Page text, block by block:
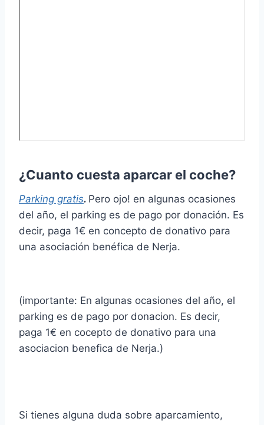
¿Cuanto cuesta aparcar el coche?
Parking gratis. Pero ojo! en algunas ocasiones
del año, el parking es de pago por donación. Es
decir, paga 1€ en concepto de donativo para
una asociación benéfica de Nerja.
(importante: En algunas ocasiones del año, el
parking es de pago por donacion. Es decir,
paga 1€ en cocepto de donativo para una
asociacion benefica de Nerja.)
Si tienes alguna duda sobre aparcamiento,